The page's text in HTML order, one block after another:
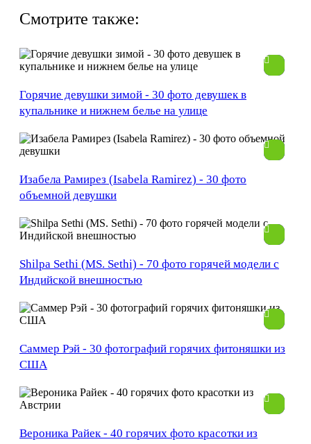
Смотрите также:
Горячие девушки зимой - 30 фото девушек в
купальнике и нижнем белье на улице
Изабела Рамирез (Isabela Ramirez) - 30 фото
объемной девушки
Shilpa Sethi (MS. Sethi) - 70 фото горячей модели с
Индийской внешностью
Саммер Рэй - 30 фотографий горячих фитоняшки из
США
Вероника Райек - 40 горячих фото красотки из